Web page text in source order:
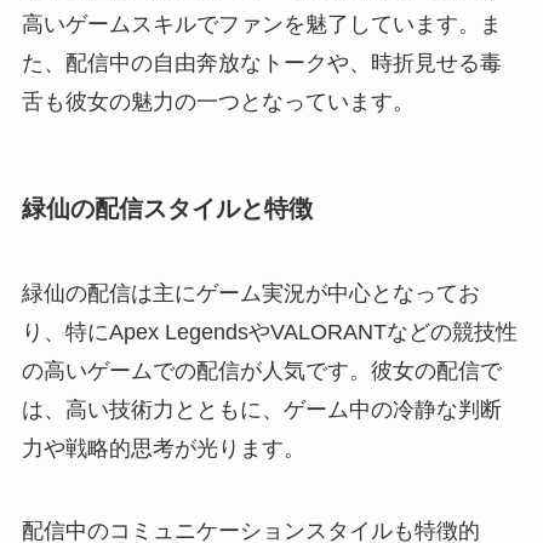
高いゲームスキルでファンを魅了しています。ま
た、配信中の自由奔放なトークや、時折見せる毒
舌も彼女の魅力の一つとなっています。
緑仙の配信スタイルと特徴
緑仙の配信は主にゲーム実況が中心となってお
り、特にApex LegendsやVALORANTなどの競技性
の高いゲームでの配信が人気です。彼女の配信で
は、高い技術力とともに、ゲーム中の冷静な判断
力や戦略的思考が光ります。
配信中のコミュニケーションスタイルも特徴的